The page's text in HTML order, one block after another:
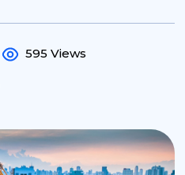
595 Views